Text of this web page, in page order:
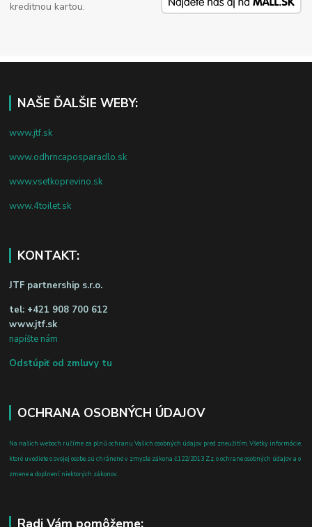
kreditnou kartou.
NAŠE ĎALŠIE WEBY:
www.jtf.sk
www.odhrncaposparadlo.sk
www.vsetkoprevino.sk
www.4toilet.sk
KONTAKT:
JTF partnership s.r.o.
tel: +421 908 700 612
www.jtf.sk
napíšte nám
Odstúpiť od zmluvy tu
OCHRANA OSOBNÝCH ÚDAJOV
Na našich weboch ručíme za plnú ochranu Vašich osobných údajov pred zneužitím. Všetky informácie,
ktoré uvediete o svojej osobe, sú chránené v zmysle zákona č.122/2013 Z.z. o ochrane osobných údajov a o
zmene a doplnení niektorých zákonov.
Radi Vám pomôžeme: